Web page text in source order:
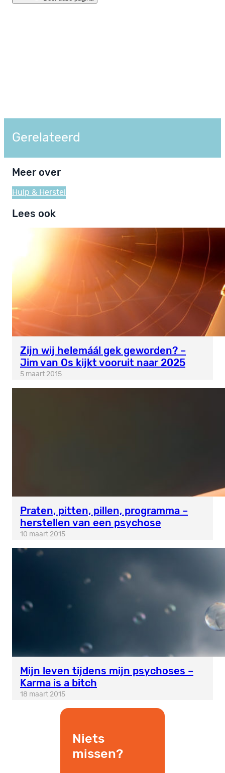
Gerelateerd
Meer over
Hulp & Herstel
Lees ook
Zijn wij helemáál gek geworden? –
Jim van Os kijkt vooruit naar 2025
5 maart 2015
Praten, pitten, pillen, programma –
herstellen van een psychose
10 maart 2015
Mijn leven tijdens mijn psychoses –
Karma is a bitch
18 maart 2015
Niets
missen?